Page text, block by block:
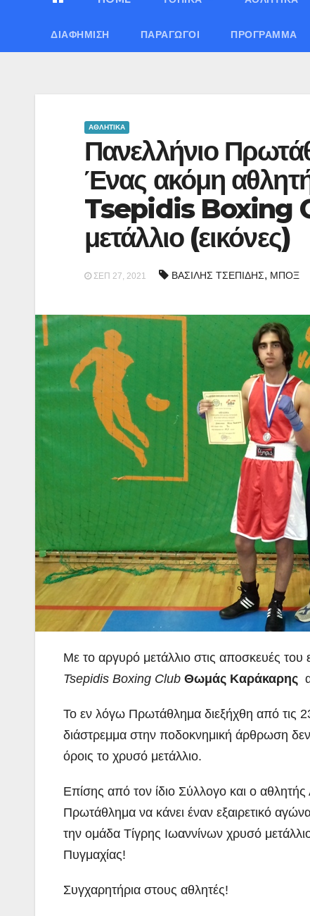
ΔΙΑΦΉΜΙΣΗ ΠΑΡΑΓΩΓΟΊ ΠΡΌΓΡΑΜΜΑ
ΑΘΛΗΤΙΚΑ
Πανελλήνιο
Ένας ακόμη
Tsepidis Boxing
μετάλλιο (εικόνες)
ΣΕΠ 27, 2021 ΒΑΣΙΛΗΣ ΤΣΕΠΙΔΗΣ, ΜΠΟΞ
Με το αργυρό μετάλλιο στις αποσκευές
Tsepidis Boxing Club Θωμάς Καράκαρης
Το εν λόγω Πρωτάθλημα διεξήχθη από τις
διάστρεμμα στην ποδοκνημική άρθρωση
όροις το χρυσό μετάλλιο.
Επίσης από τον ίδιο Σύλλογο και ο
Πρωτάθλημα να κάνει έναν εξαιρετικό
την ομάδα Τίγρης Ιωαννίνων χρυσό
Πυγμαχίας!
Συγχαρητήρια στους αθλητές!